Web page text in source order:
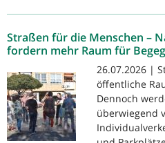
Straßen für die Menschen –
fordern mehr Raum für
26.07.2026 |
öffentliche
Dennoch
überwiegend